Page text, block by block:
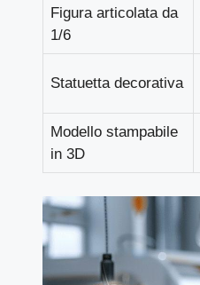
Figura articolata da
1/6
Statuetta decorativa
Modello stampabile
in 3D